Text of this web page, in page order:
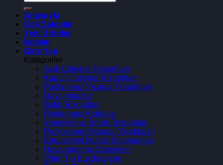
Anasayfa
Çok Satanlar
Yeni Ürünler
İletişim
Giriş Yap
Kategoriler
Açık Çalışma Tezgahları
Kapalı Çalışma Tezgahları
Paslanmaz Yıkama Tezgahları
Davlumbazlar
Balık Tezgahları
Paslanmaz Arabalar
Yemeklik ve Börek Tezgahları
Profesyonel Mangal (Ocakbaşı)
Endüstriyel Mutfak Ekipmanlari
Havalandırma Sistemleri
Vitrin Tip Buzdolapları